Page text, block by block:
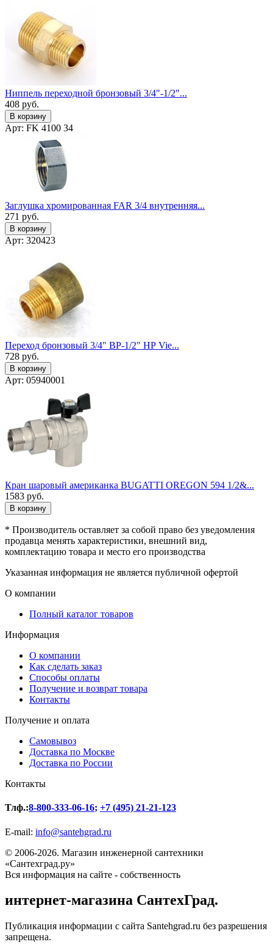
Ниппель переходной бронзовый 3/4"-1/2"...
408 руб.
В корзину
Арт: FK 4100 34
Заглушка хромированная FAR 3/4 внутренняя...
271 руб.
В корзину
Арт: 320423
Переход бронзовый 3/4" ВР-1/2" НР Vie...
728 руб.
В корзину
Арт: 05940001
Кран шаровый американка BUGATTI OREGON 594 1/2&...
1583 руб.
В корзину
* Производитель оставляет за собой право без уведомления
продавца менять характеристики, внешний вид,
комплектацию товара и место его производства
Указанная информация не является публичной офертой
О компании
Полный каталог товаров
Информация
О компании
Как сделать заказ
Способы оплаты
Получение и возврат товара
Контакты
Получение и оплата
Самовывоз
Доставка по Москве
Доставка по России
Контакты
Тлф.:8-800-333-06-16; +7 (495) 21-21-123
E-mail: info@santehgrad.ru
© 2006-2026. Магазин инженерной сантехники
«Сантехград.ру»
Вся информация на сайте - собственность
интернет-магазина СантехГрад.
Публикация информации с сайта Santehgrad.ru без разрешения
запрещена.